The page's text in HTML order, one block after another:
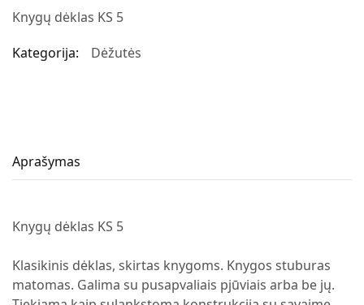
Knygų dėklas KS 5
Kategorija:
Dėžutės
Aprašymas
Knygų dėklas KS 5
Klasikinis dėklas, skirtas knygoms. Knygos stuburas
matomas. Galima su pusapvaliais pjūviais arba be jų.